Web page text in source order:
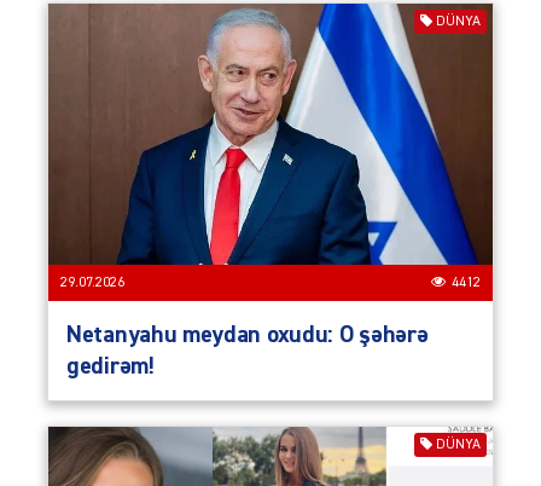
DÜNYA
29.07.2026 4412
Netanyahu meydan oxudu: O şəhərə
gedirəm!
DÜNYA